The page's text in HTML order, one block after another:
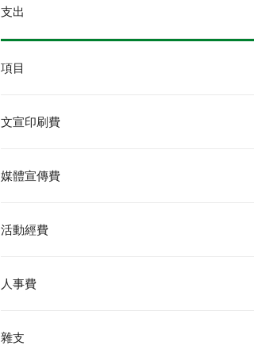
支出
項目
文宣印刷費
媒體宣傳費
活動經費
人事費
雜支